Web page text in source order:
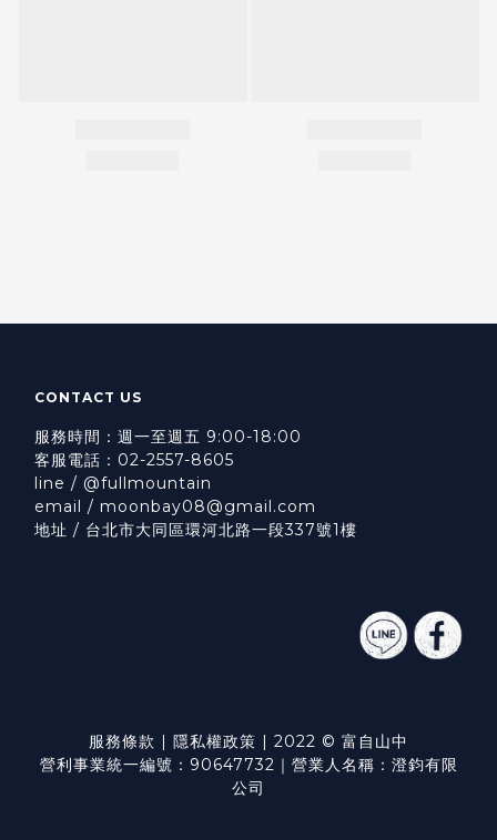
CONTACT US
服務時間：週一至週五 9:00-18:00
客服電話：02-2557-8605
line / @fullmountain
email / moonbay08@gmail.com
地址 / 台北市大同區環河北路一段337號1樓
服務條款 | 隱私權政策 | 2022 © 富自山中
營利事業統一編號：90647732｜營業人名稱：澄鈞有限
公司